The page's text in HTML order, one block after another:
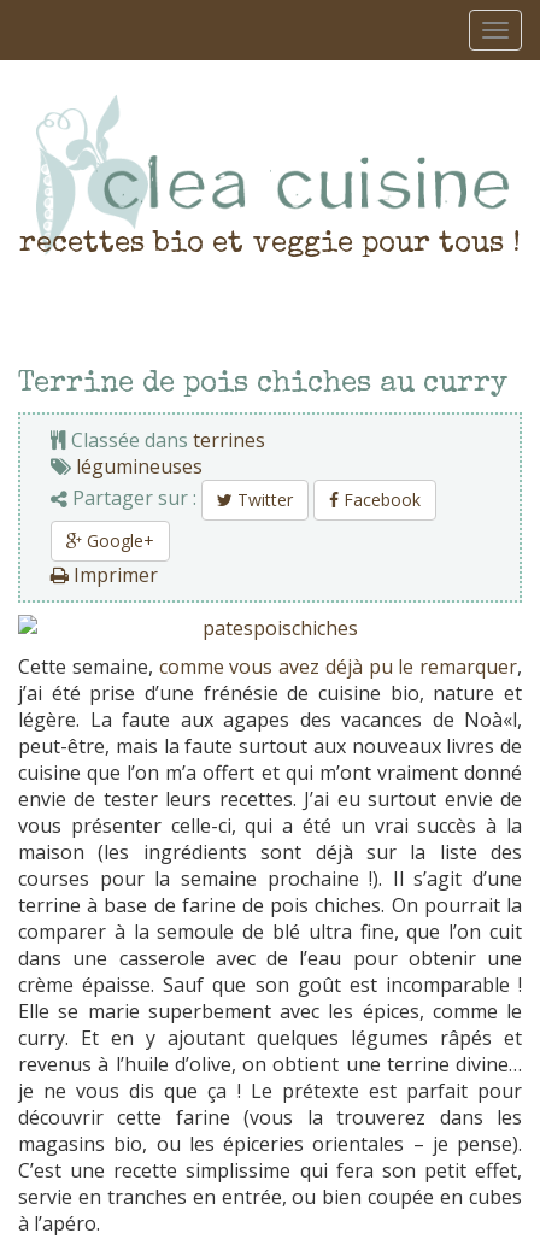
recettes bio et veggie pour tous !
Terrine de pois chiches au curry
Classée dans terrines
légumineuses
Partager sur :
Twitter
Facebook
Google+
Imprimer
Cette semaine, comme vous avez déjà pu le remarquer,
j’ai été prise d’une frénésie de cuisine bio, nature et
légère. La faute aux agapes des vacances de Noà«l,
peut-être, mais la faute surtout aux nouveaux livres de
cuisine que l’on m’a offert et qui m’ont vraiment donné
envie de tester leurs recettes. J’ai eu surtout envie de
vous présenter celle-ci, qui a été un vrai succès à la
maison (les ingrédients sont déjà sur la liste des
courses pour la semaine prochaine !). Il s’agit d’une
terrine à base de farine de pois chiches. On pourrait la
comparer à la semoule de blé ultra fine, que l’on cuit
dans une casserole avec de l’eau pour obtenir une
crème épaisse. Sauf que son goût est incomparable !
Elle se marie superbement avec les épices, comme le
curry. Et en y ajoutant quelques légumes râpés et
revenus à l’huile d’olive, on obtient une terrine divine…
je ne vous dis que ça ! Le prétexte est parfait pour
découvrir cette farine (vous la trouverez dans les
magasins bio, ou les épiceries orientales – je pense).
C’est une recette simplissime qui fera son petit effet,
servie en tranches en entrée, ou bien coupée en cubes
à l’apéro.